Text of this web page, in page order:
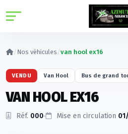
/ Nos véhicules /van hool ex16
VENDU Van Hool Bus de grand
VAN HOOL EX16
Réf. 000 Mise en circulation
Panneau de gestion des cookies